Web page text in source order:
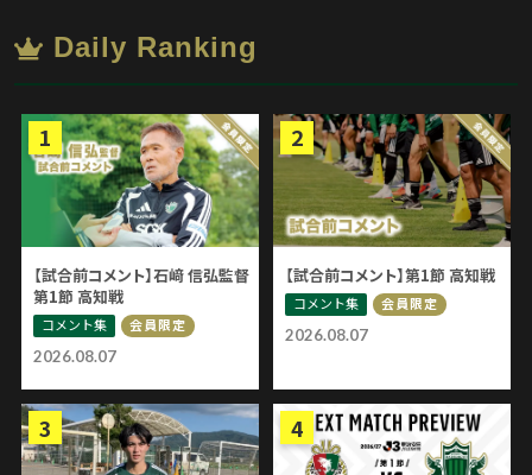
Daily Ranking
2026.08.07
【試合前コメント】石﨑 信弘監督
第1節 高知戦
コメント集 会員限定
2026.08.07
【試合前コメント】第1節 高知戦
コメント集 会員限定